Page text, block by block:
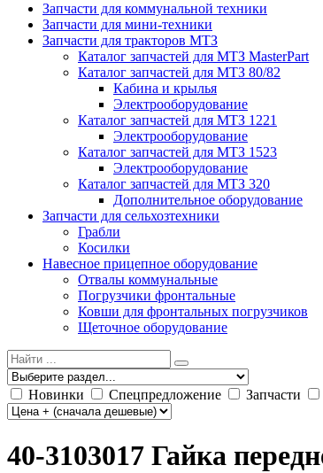
Запчасти для коммунальной техники
Запчасти для мини-техники
Запчасти для тракторов МТЗ
Каталог запчастей для МТЗ MasterPart
Каталог запчастей для МТЗ 80/82
Кабина и крылья
Электрооборудование
Каталог запчастей для МТЗ 1221
Электрооборудование
Каталог запчастей для МТЗ 1523
Электрооборудование
Каталог запчастей для МТЗ 320
Дополнительное оборудование
Запчасти для сельхозтехники
Грабли
Косилки
Навесное прицепное оборудование
Отвалы коммунальные
Погрузчики фронтальные
Ковши для фронтальных погрузчиков
Щеточное оборудование
Новинки Спецпредложение Запчасти
40-3103017 Гайка